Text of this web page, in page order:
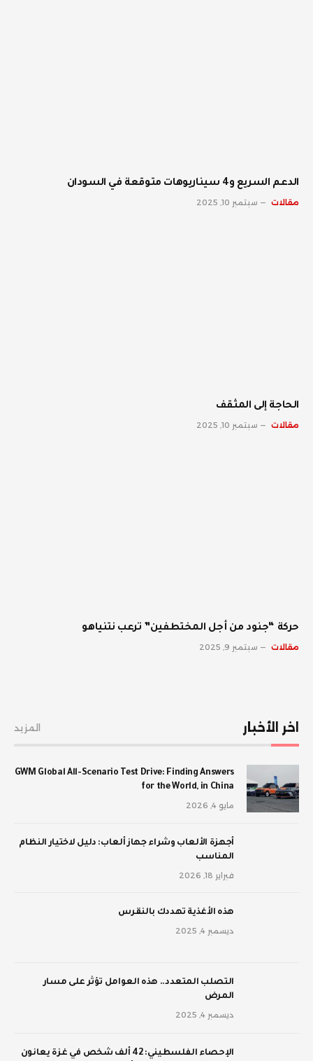
الدعم السريع و4 سيناريوهات متوقعة في السودان
مقالات سبتمبر 10, 2025
الحاجة إلى المثقف
مقالات سبتمبر 10, 2025
حركة “جنود من أجل المختطفين” ترعب نتنياهو
مقالات سبتمبر 9, 2025
اخر الأخبار المزيد
GWM Global All-Scenario Test Drive: Finding Answers
for the World, in China
مايو 4, 2026
أجهزة الألعاب وشراء جهاز ألعاب: دليل لاختيار النظام
المناسب
فبراير 18, 2026
‫هذه الأغذية تهددك بالنقرس
ديسمبر 4, 2025
‫التصلب المتعدد.. هذه العوامل تؤثر على مسار
المرض
ديسمبر 4, 2025
الإحصاء الفلسطيني: 42 ألف شخص في غزة يعانون